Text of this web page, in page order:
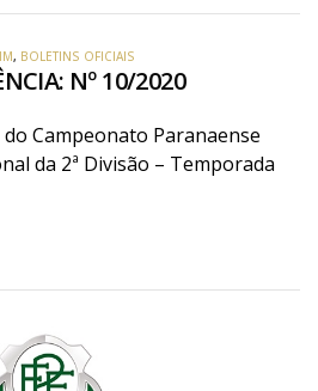
, BOLETINS OFICIAIS
Nº 10/2020
Campeonato Paranaense
da 2ª Divisão – Temporada